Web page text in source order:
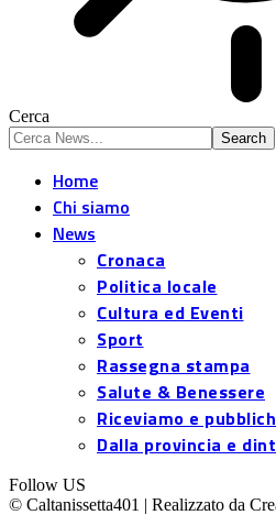
Cerca
Home
Chi siamo
News
Cronaca
Politica locale
Cultura ed Eventi
Sport
Rassegna stampa
Salute & Benessere
Riceviamo e
Dalla provincia e
Follow US
© Caltanissetta401 | Realizzato da